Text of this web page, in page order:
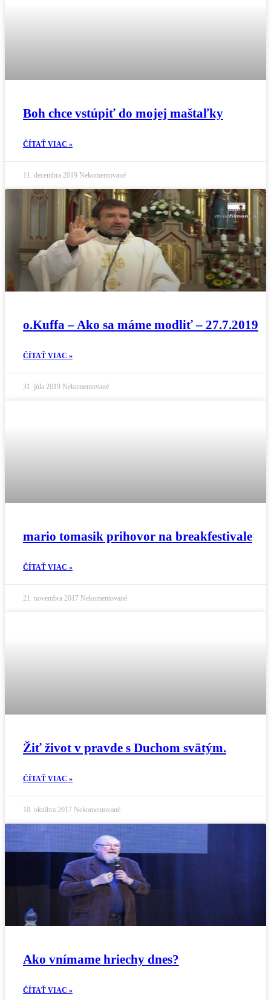
Boh chce vstúpiť do mojej maštaľky
ČÍTAŤ VIAC »
11. decembra 2019 Nekomentované
o.Kuffa – Ako sa máme modliť – 27.7.2019
ČÍTAŤ VIAC »
31. júla 2019 Nekomentované
mario tomasik prihovor na breakfestivale
ČÍTAŤ VIAC »
21. novembra 2017 Nekomentované
Žiť život v pravde s Duchom svätým.
ČÍTAŤ VIAC »
10. októbra 2017 Nekomentované
Ako vnímame hriechy dnes?
ČÍTAŤ VIAC »